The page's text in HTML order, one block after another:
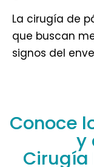
La cirugía de
que buscan
signos del
Conoce
y
Cirugía